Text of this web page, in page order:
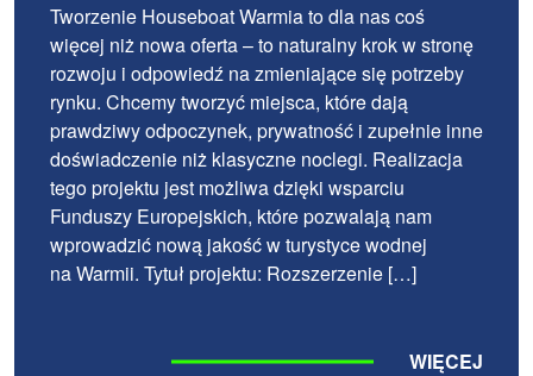
Tworzenie Houseboat Warmia to dla nas coś
więcej niż nowa oferta – to naturalny krok w stronę
rozwoju i odpowiedź na zmieniające się potrzeby
rynku. Chcemy tworzyć miejsca, które dają
prawdziwy odpoczynek, prywatność i zupełnie inne
doświadczenie niż klasyczne noclegi. Realizacja
tego projektu jest możliwa dzięki wsparciu
Funduszy Europejskich, które pozwalają nam
wprowadzić nową jakość w turystyce wodnej
na Warmii. Tytuł projektu: Rozszerzenie […]
WIĘCEJ